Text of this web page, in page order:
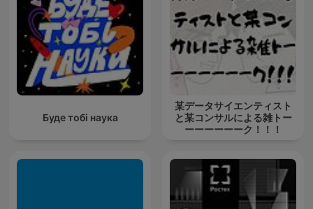
Буде тобі наука
某データサイエンティスト
と某コンサルによる雑トー
ーーーーーーク！！！